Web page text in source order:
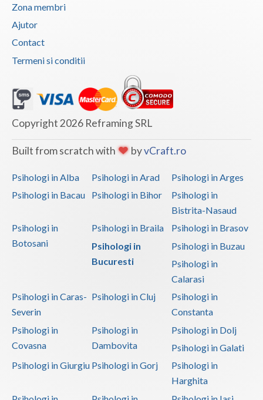
Zona membri
Ajutor
Contact
Termeni si conditii
Copyright 2026 Reframing SRL
Built from scratch with byvCraft.ro
Psihologi in Alba Psihologi in Arad
Psihologi in Arges
Psihologi in Bacau
Psihologi in Bihor
Psihologi in
Bistrita-Nasaud
Psihologi in
Botosani
Psihologi in Braila
Psihologi in Brasov
Psihologi in
Bucuresti
Psihologi in Buzau
Psihologi in
Calarasi
Psihologi in Caras-
Severin
Psihologi in Cluj
Psihologi in
Constanta
Psihologi in
Covasna
Psihologi in
Dambovita
Psihologi in Dolj
Psihologi in Galati
Psihologi in Giurgiu Psihologi in Gorj
Psihologi in
Harghita